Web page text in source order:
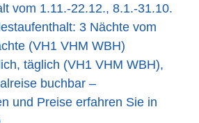
vom 1.11.-22.12., 8.1.-31.10.
3 Nächte vom
(VH1 VHM WBH)
täglich (VH1 VHM WBH),
buchbar –
und Preise erfahren Sie in